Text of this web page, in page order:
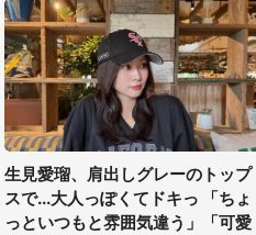
生見愛瑠、肩出しグレーのトップ
スで...大人っぽくてドキっ 「ちょ
っといつもと雰囲気違う」「可愛